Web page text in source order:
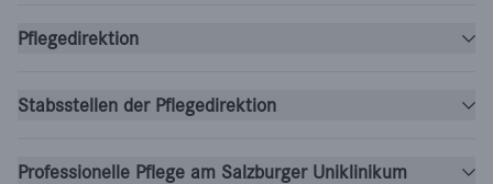
Pflegedirektion
Stabsstellen der Pflegedirektion
Professionelle Pflege am Salzburger Uniklinikum